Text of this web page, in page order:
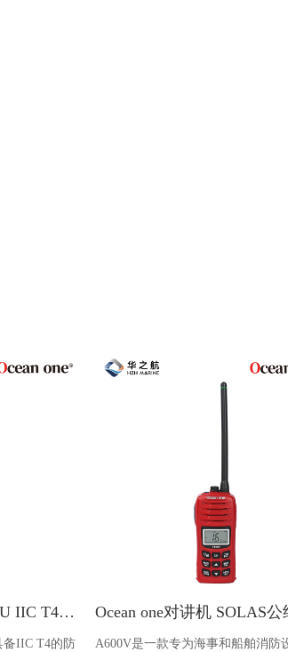
Ocean one对讲机 A300U IIC T4氢气防爆对讲机 船舶消防本质安全无线电
备IIC T4的防
A600V是一款专为海事和船舶消防